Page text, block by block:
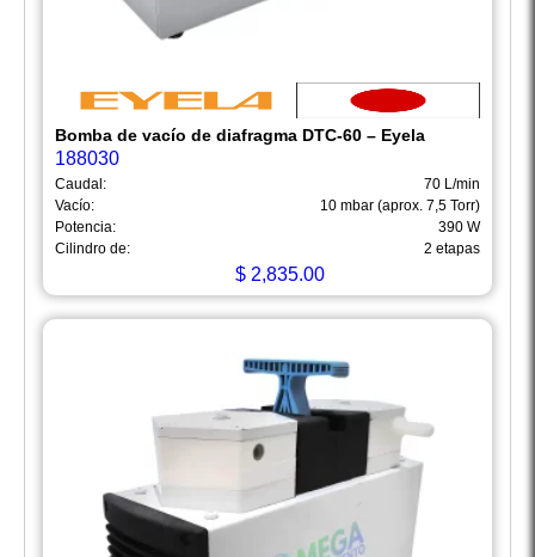
Bomba de vacío de diafragma DTC-60 – Eyela
188030
Caudal:
70 L/min
Vacío:
10 mbar (aprox. 7,5 Torr)
Potencia:
390 W
Cilindro de:
2 etapas
$2,835.00